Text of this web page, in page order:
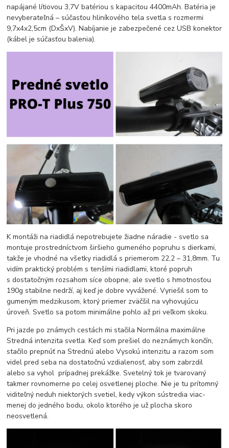
napájané lítiovou 3,7V batériou s kapacitou 4400mAh. Batéria je
nevyberateľná – súčasťou hliníkového tela svetla s rozmermi
9,7x4x2,5cm (DxŠxV). Nabíjanie je zabezpečené cez USB konektor
(kábel je súčasťou balenia).
K montáži na riadidlá nepotrebujete žiadne náradie - svetlo sa
montuje prostredníctvom širšieho gumeného popruhu s dierkami,
takže je vhodné na všetky riadidlá s priemerom 22,2 – 31,8mm. Tu
vidím praktický problém s tenšími riadidlami, ktoré popruh
s dostatočným rozsahom síce obopne, ale svetlo s hmotnosťou
190g stabilne nedrží, aj keď je dobre vyvážené. Vyriešil som to
gumeným medzikusom, ktorý priemer zväčšil na vyhovujúcu
úroveň. Svetlo sa potom minimálne pohlo až pri veľkom skoku.
Pri jazde po známych cestách mi stačila Normálna maximálne
Stredná intenzita svetla. Keď som prešiel do neznámych končín,
stačilo prepnúť na Strednú alebo Vysokú intenzitu a razom som
videl pred seba na dostatočnú vzdialenosť, aby som zabrzdil
alebo sa vyhol prípadnej prekážke. Svetelný tok je tvarovaný
takmer rovnomerne po celej osvetlenej ploche. Nie je tu prítomný
viditeľný neduh niektorých svetiel, kedy výkon sústredia viac-
menej do jedného bodu, okolo ktorého je už plocha skoro
neosvetlená.